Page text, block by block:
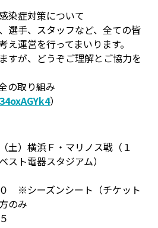
染症対策について
選手、スタッフなど、全ての皆
運営を行ってまいります。
すが、どうぞご理解とご協力を
の取り組み
）
土）横浜Ｆ・マリノス戦（１
スト電器スタジアム）
０ ※シーズンシート（チケット
のみ